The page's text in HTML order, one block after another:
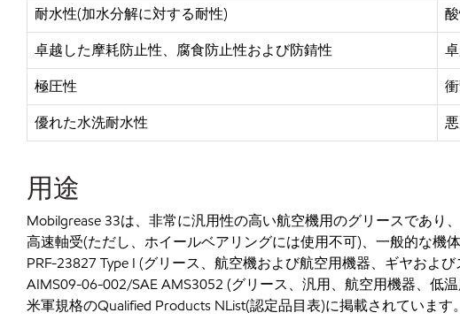
耐水性(加水分解に対する耐性)
卓越した摩耗防止性、腐食防止性および防錆性
極圧性
優れた水洗耐水性
用途
Mobilgrease 33は、非常に汎用性の高い航空機用のグリースであ
高速軸受(ただし、ホイールベアリングには使用不可)、一般的な
PRF-23827 Type I (グリース、航空機および航空用機器、ギヤおよ
AIMS09-06-002/SAE AMS3052 (グリース、汎用、航空用機器、低
米軍規格のQualified Products NList(認定品目表)に掲載されています